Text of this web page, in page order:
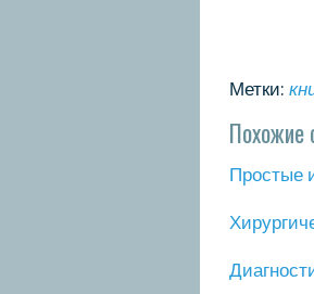
Метки:
Похожие
Прοстые